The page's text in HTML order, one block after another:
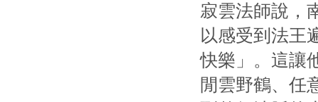
寂雲法師說，
以感受到法王
快樂」。這讓
閒雲野鶴、任